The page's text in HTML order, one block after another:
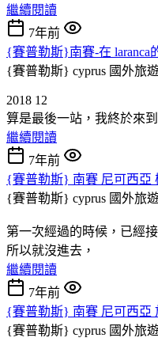
繼續閱讀
7年前
{賽普勒斯}南賽-在 laranca
{賽普勒斯} cyprus 國外旅
2018 12
算是最後一站，我終於來到
繼續閱讀
7年前
{賽普勒斯} 南賽 尼可西亞
{賽普勒斯} cyprus 國外旅
第一次經過的時候，已經
所以就沒進去，
繼續閱讀
7年前
{賽普勒斯} 南賽 尼可西亞
{賽普勒斯} cyprus 國外旅